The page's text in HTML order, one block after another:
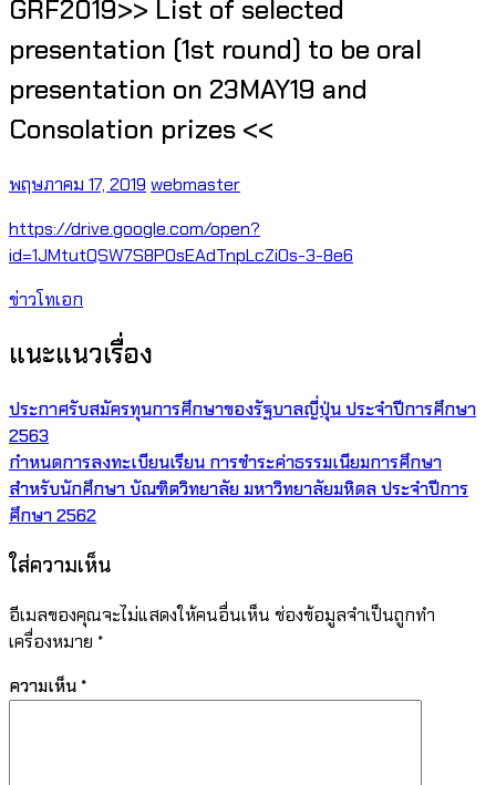
GRF2019>> List of selected
presentation (1st round) to be oral
presentation on 23MAY19 and
Consolation prizes <<
พฤษภาคม 17, 2019 webmaster
https://drive.google.com/open?
id=1JMtutQSW7S8POsEAdTnpLcZi0s-3-8e6
ข่าวโทเอก
แนะแนวเรื่อง
ประกาศรับสมัครทุนการศึกษาของรัฐบาลญี่ปุ่น ประจำปีการศึกษา
2563
กำหนดการลงทะเบียนเรียน การชำระค่าธรรมเนียมการศึกษา
สำหรับนักศึกษา บัณฑิตวิทยาลัย มหาวิทยาลัยมหิดล ประจำปีการ
ศึกษา 2562
ใส่ความเห็น
อีเมลของคุณจะไม่แสดงให้คนอื่นเห็น ช่องข้อมูลจำเป็นถูกทำ
เครื่องหมาย *
ความเห็น *